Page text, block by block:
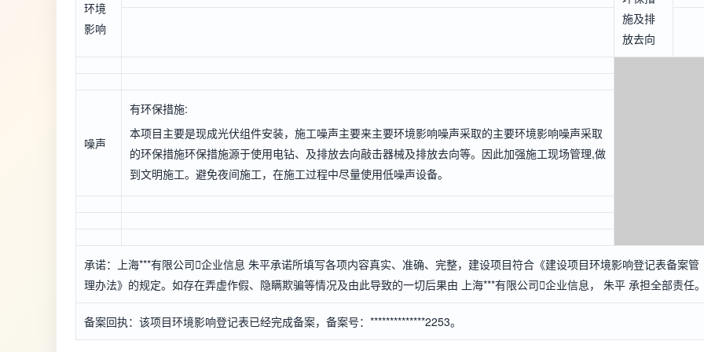
环境
影响
施及排
放去向
噪声
有环保措施:
本项目主要是现成光伏组件安装，施工噪声主要来主要环境影响噪声采取的主要环境影响噪声采取
的环保措施环保措施源于使用电钻、及排放去向敲击器械及排放去向等。因此加强施工现场管理,做
到文明施工。避免夜间施工，在施工过程中尽量使用低噪声设备。
承诺：上海***有限公司企业信息 朱平承诺所填写各项内容真实、准确、完整，建设项目符合《建设项目环境影响登记表备案管
理办法》的规定。如存在弄虚作假、隐瞒欺骗等情况及由此导致的一切后果由 上海***有限公司企业信息， 朱平 承担全部责任
备案回执：该项目环境影响登记表已经完成备案，备案号：**************2253。